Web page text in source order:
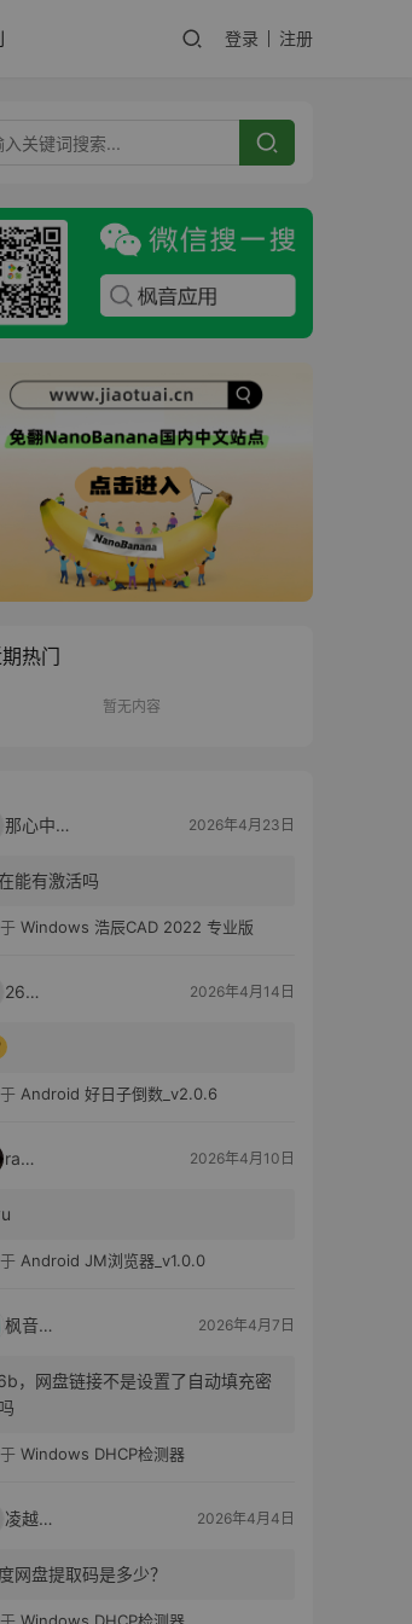
登录 注册
热门
暂无内容
那心中的话 2026年4月23日
能有激活吗
Windows 浩辰CAD 2022 专业版
2603 2026年4月14日
Android 好日子倒数_v2.0.6
raka 2026年4月10日
Android JM浏览器_v1.0.0
枫音应用 2026年4月7日
，网盘链接不是设置了自动填充密
Windows DHCP检测器
凌越电子 2026年4月4日
网盘提取码是多少？